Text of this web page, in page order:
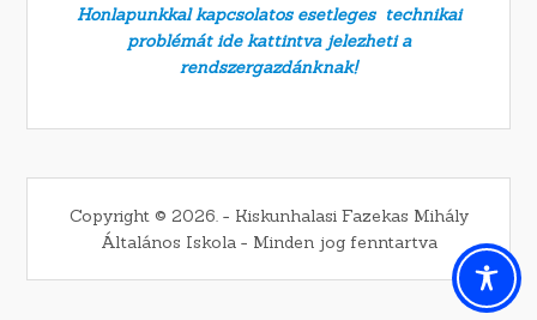
Honlapunkkal kapcsolatos esetleges technikai
problémát ide kattintva jelezheti a
rendszergazdánknak!
Copyright © 2026. − Kiskunhalasi Fazekas Mihály
Általános Iskola − Minden jog fenntartva